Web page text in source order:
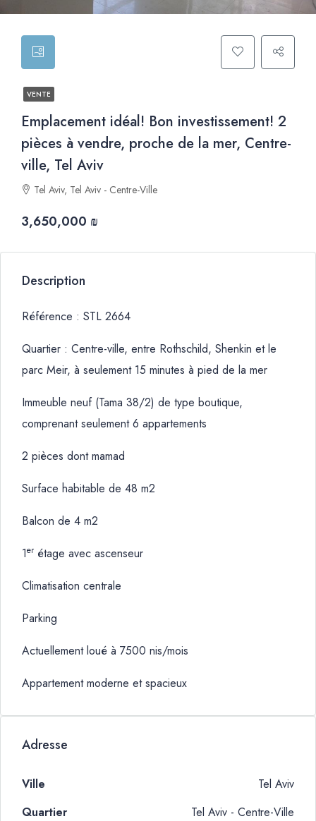
VENTE
Emplacement idéal! Bon investissement! 2
pièces à vendre, proche de la mer, Centre-
ville, Tel Aviv
Tel Aviv, Tel Aviv - Centre-Ville
3,650,000 ₪
Description
Référence : STL 2664
Quartier : Centre-ville, entre Rothschild, Shenkin et le
parc Meir, à seulement 15 minutes à pied de la mer
Immeuble neuf (Tama 38/2) de type boutique,
comprenant seulement 6 appartements
2 pièces dont mamad
Surface habitable de 48 m2
Balcon de 4 m2
1er étage avec ascenseur
Climatisation centrale
Parking
Actuellement loué à 7500 nis/mois
Appartement moderne et spacieux
Adresse
Ville
Tel Aviv
Quartier
Tel Aviv - Centre-Ville